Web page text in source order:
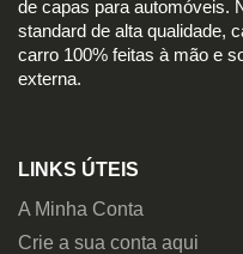
de capas para automóveis.
standard de alta qualidade,
carro 100% feitas à mão e
externa.
LINKS ÚTEIS
A Minha Conta
Crie a sua conta aqui